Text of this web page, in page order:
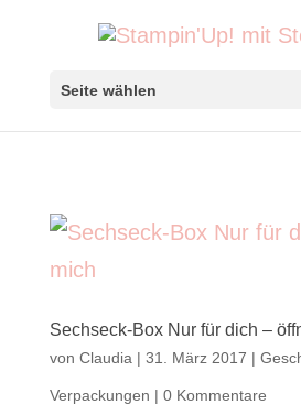
Seite wählen
Sechseck-Box Nur für dich –
von Claudia | 31. März 2017 |
Verpackungen | 0 Kommentare